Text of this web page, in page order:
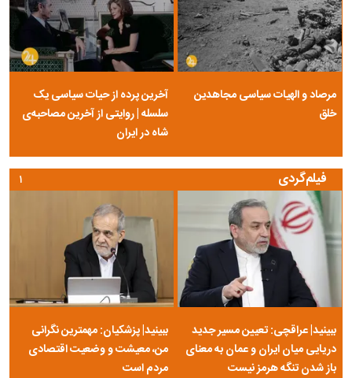
مرصاد و الهیات سیاسی مجاهدین
خلق
آخرین پرده از حیات سیاسی یک
سلسله | روایتی از آخرین مصاحبه‌ی
شاه در ایران
فیلم‌گردی
ببینید| عراقچی: تعیین مسیر جدید
دریایی میان ایران و عمان به معنای
باز شدن تنگه هرمز نیست
ببینید| پزشکیان: مهمترین نگرانی
من، معیشت و وضعیت اقتصادی
مردم است
۱